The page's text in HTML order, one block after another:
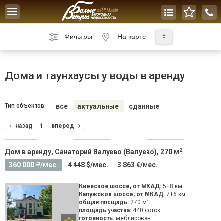
Toggle
navigation
Фильтры На карте
Дома и таунхаусы у воды в аренду
Тип объектов: все актуальные сданные
назад 1 вперед
Дом в аренду, Санаторий Валуево (Валуево), 270 м2
360 000 /мес. 4 448 $/мес. 3 863 €/мес.
Киевское шоссе, от МКАД: 5+8 км
Калужское шоссе, от МКАД: 7+6 км
общая площадь: 270 м2
площадь участка: 440 соток
готовность: меблирован